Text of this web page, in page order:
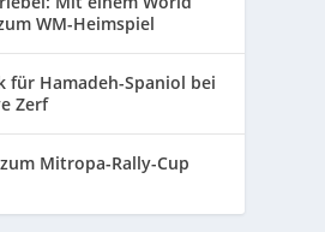
WM-Heimspiel
für Hamadeh-Spaniol bei
Zerf
Mitropa-Rally-Cup